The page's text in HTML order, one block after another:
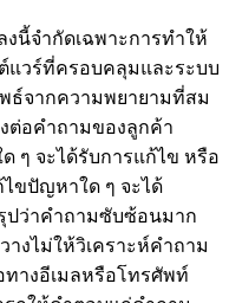
นี้จำกัดเฉพาะการทำให้
วร์ที่ครอบคลุมและระบบ
ธ์จากความพยายามที่สม
ต่อคำถามของลูกค้า
ๆ จะได้รับการแก้ไข หรือ
ขปัญหาใด ๆ จะได้
รุปว่าคำถามซับซ้อนมาก
งไม่ให้วิเคราะห์คำถาม
างอีเมลหรือโทรศัพท์